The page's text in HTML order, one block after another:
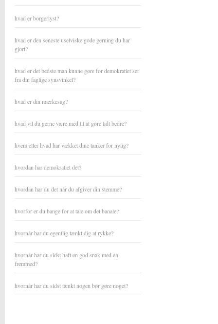
hvad er borgerlyst?
hvad er den seneste uselviske gode gerning du har
gjort?
hvad er det bedste man kunne gøre for demokratiet set
fra din faglige synsvinkel?
hvad er din mærkesag?
hvad vil du gerne være med til at gøre lidt bedre?
hvem eller hvad har vækket dine tanker for nylig?
hvordan har demokratiet det?
hvordan har du det når du afgiver din stemme?
hvorfor er du bange for at tale om det banale?
hvornår har du egentlig tænkt dig at rykke?
hvornår har du sidst haft en god snak med en
fremmed?
hvornår har du sidst tænkt nogen bør gøre noget?